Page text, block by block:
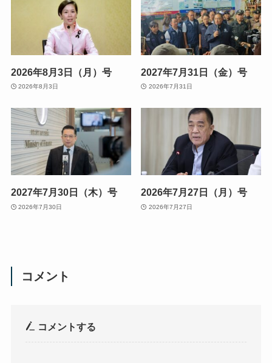
2026年8月3日（月）号
2026年8月3日
2027年7月31日（金）号
2026年7月31日
2027年7月30日（木）号
2026年7月30日
2026年7月27日（月）号
2026年7月27日
コメント
コメントする